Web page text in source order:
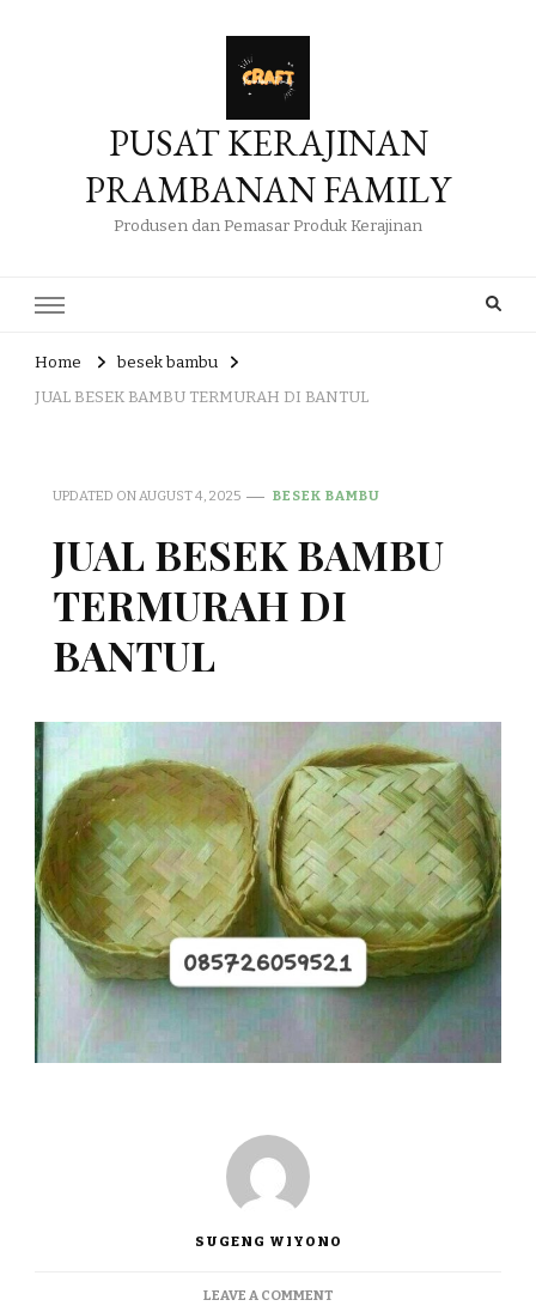
PUSAT KERAJINAN
PRAMBANAN FAMILY
Produsen dan Pemasar Produk Kerajinan
Home
besek bambu
JUAL BESEK BAMBU TERMURAH DI BANTUL
UPDATED ONAUGUST 4, 2025 BESEK BAMBU
JUAL BESEK BAMBU
TERMURAH DI
BANTUL
SUGENG WIYONO
LEAVE A COMMENTON